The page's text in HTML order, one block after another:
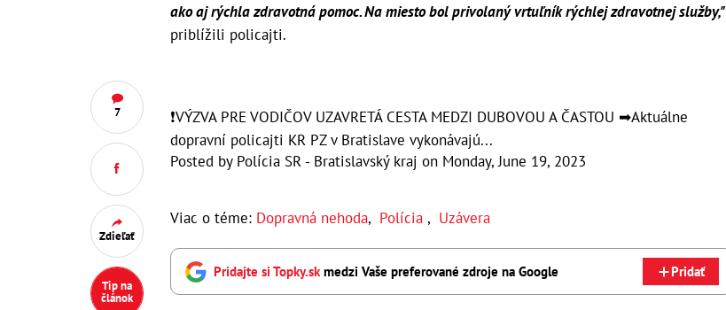
7
Zdieľať
Tip na
článok
ako aj rýchla zdravotná pomoc. Na miesto bol privolaný vrtuľník rýchlej zdravotnej služby,"
priblížili policajti.
❗VÝZVA PRE VODIČOV UZAVRETÁ CESTA MEDZI DUBOVOU A ČASTOU ➡Aktuálne
dopravní policajti KR PZ v Bratislave vykonávajú...
Posted by Polícia SR - Bratislavský kraj on Monday, June 19, 2023
Viac o téme: Dopravná nehoda, Polícia , Uzávera
Pridajte si Topky.skmedzi Vaše preferované zdroje na Google Pridať